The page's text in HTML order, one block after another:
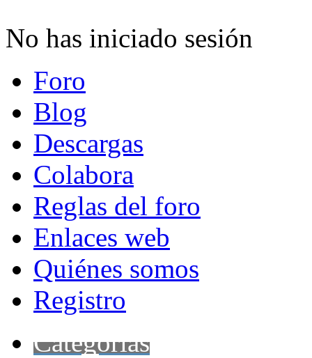
No has iniciado sesión
Foro
Blog
Descargas
Colabora
Reglas del foro
Enlaces web
Quiénes somos
Registro
Categorías